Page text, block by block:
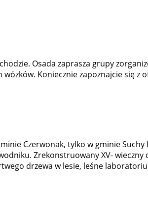
Osada zaprasza grupy
Koniecznie zapoznajcie się z
Czerwonak, tylko w gminie
Zrekonstruowany XV-
drzewa w lesie, leśne